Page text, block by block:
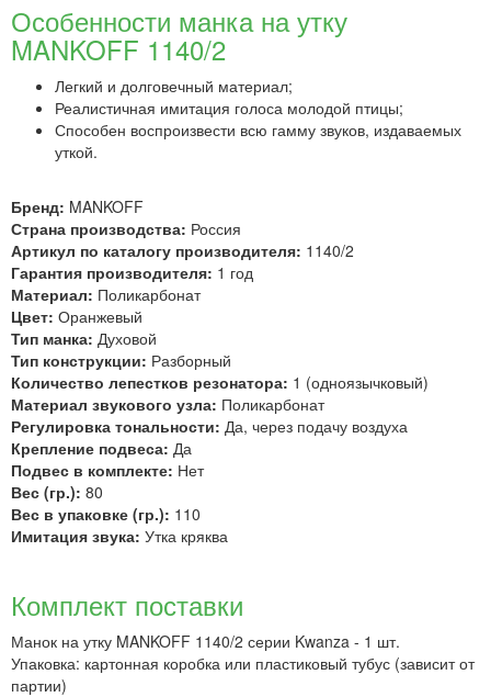
Особенности манка на утку
MANKOFF 1140/2
Легкий и долговечный материал;
Реалистичная имитация голоса молодой птицы;
Способен воспроизвести всю гамму звуков, издаваемых
уткой.
Бренд: MANKOFF
Страна производства: Россия
Артикул по каталогу производителя: 1140/2
Гарантия производителя: 1 год
Материал: Поликарбонат
Цвет: Оранжевый
Тип манка: Духовой
Тип конструкции: Разборный
Количество лепестков резонатора: 1 (одноязычковый)
Материал звукового узла: Поликарбонат
Регулировка тональности: Да, через подачу воздуха
Крепление подвеса: Да
Подвес в комплекте: Нет
Вес (гр.): 80
Вес в упаковке (гр.): 110
Имитация звука: Утка кряква
Комплект поставки
Манок на утку MANKOFF 1140/2 серии Kwanza - 1 шт.
Упаковка: картонная коробка или пластиковый тубус (зависит от
партии)